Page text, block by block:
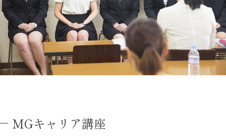
MGキャリア講座